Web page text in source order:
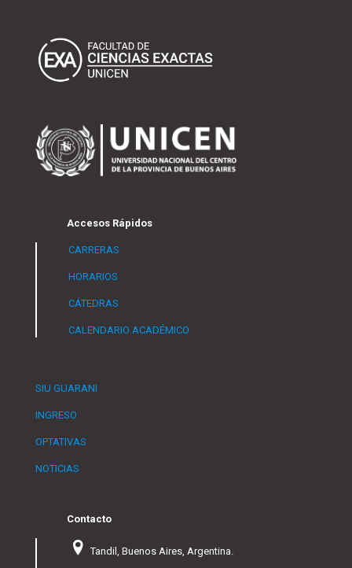
Accesos Rápidos
CARRERAS
HORARIOS
CÁTEDRAS
CALENDARIO ACADÉMICO
SIU GUARANI
INGRESO
OPTATIVAS
NOTICIAS
Contacto
Tandil, Buenos Aires, Argentina.